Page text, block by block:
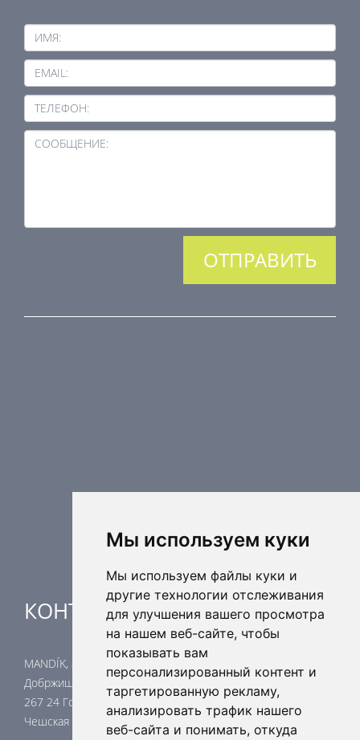
Мы используем куки
Мы используем файлы куки и
другие технологии отслеживания
для улучшения вашего просмотра
на нашем веб-сайте, чтобы
показывать вам
персонализированный контент и
таргетированную рекламу,
анализировать трафик нашего
веб-сайта и понимать, откуда
ИМЯ:
EMAIL:
ТЕЛЕФОН:
СООБЩЕНИЕ:
КОНТАКТЫ
MANDÍK, a.s.
Добржишска 550
267 24 Гостомице
Чешская республика